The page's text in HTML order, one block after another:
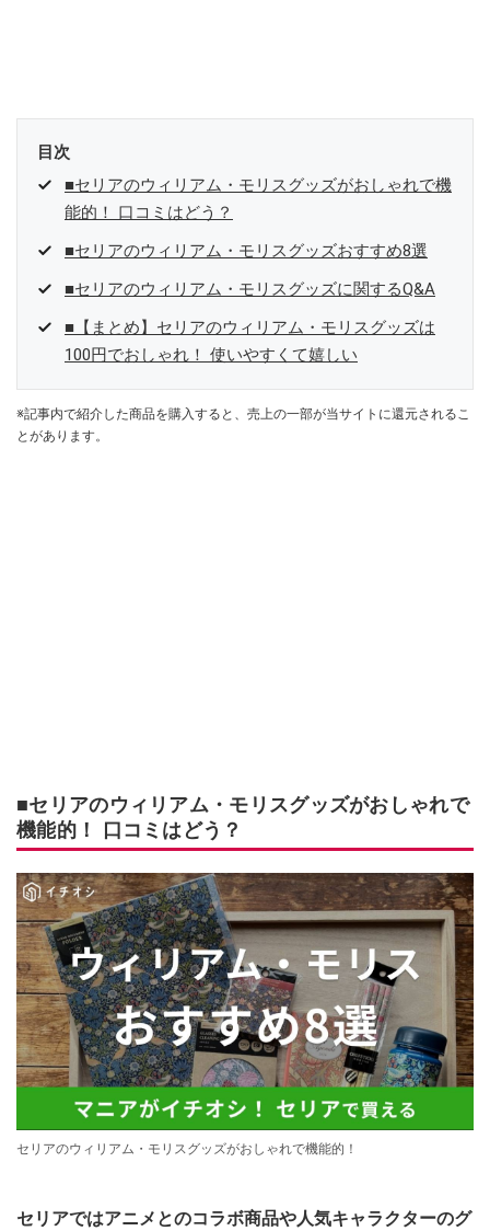
目次
■セリアのウィリアム・モリスグッズがおしゃれで機
能的！ 口コミはどう？
■セリアのウィリアム・モリスグッズおすすめ8選
■セリアのウィリアム・モリスグッズに関するQ&A
■【まとめ】セリアのウィリアム・モリスグッズは
100円でおしゃれ！ 使いやすくて嬉しい
※記事内で紹介した商品を購入すると、売上の一部が当サイトに還元されるこ
とがあります。
■セリアのウィリアム・モリスグッズがおしゃれで
機能的！ 口コミはどう？
セリアのウィリアム・モリスグッズがおしゃれで機能的！
セリアではアニメとのコラボ商品や人気キャラクターのグ